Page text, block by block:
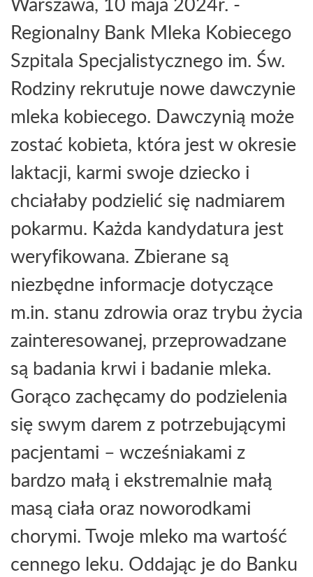
Regionalny Bank Mleka Kobiecego
Szpitala Specjalistycznego im. Św.
Rodziny rekrutuje nowe dawczynie
mleka kobiecego. Dawczynią może
zostać kobieta, która jest w okresie
laktacji, karmi swoje dziecko i
chciałaby podzielić się nadmiarem
pokarmu. Każda kandydatura jest
weryfikowana. Zbierane są
niezbędne informacje dotyczące
m.in. stanu zdrowia oraz trybu życia
zainteresowanej, przeprowadzane
są badania krwi i badanie mleka.
Gorąco zachęcamy do podzielenia
się swym darem z potrzebującymi
pacjentami – wcześniakami z
bardzo małą i ekstremalnie małą
masą ciała oraz noworodkami
chorymi. Twoje mleko ma wartość
cennego leku. Oddając je do Banku